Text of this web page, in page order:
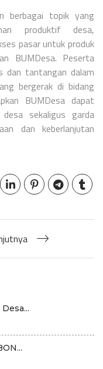
berbagai topik yang
produktif desa,
pasar untuk produk
BUMDesa. Peserta
dan tantangan dalam
bergerak di bidang
BUMDesa dapat
sekaligus garda
dan keberlanjutan